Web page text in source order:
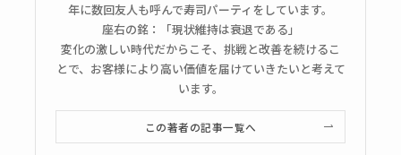
年に数回友人も呼んで寿司パーティをしています。
座右の銘：「現状維持は衰退である」
変化の激しい時代だからこそ、挑戦と改善を続けるこ
とで、お客様により高い価値を届けていきたいと考えて
います。
この著者の記事一覧へ